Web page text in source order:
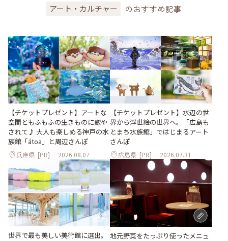
アート・カルチャー のおすすめ記事
【チケットプレゼント】アートな
空間ともふもふの生きものに癒や
されて♪ 大人も楽しめる神戸の水
族館「átoa」と周辺さんぽ
兵庫県 [PR] 2026.08.07
【チケットプレゼント】水辺の世
界から浮世絵の世界へ。「広島も
とまち水族館」ではじまるアート
さんぽ
広島県 [PR] 2026.07.31
世界で最も美しい美術館に選出。
地元野菜をたっぷり使ったメニュ